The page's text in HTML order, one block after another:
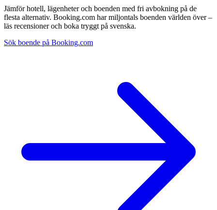
Jämför hotell, lägenheter och boenden med fri avbokning på de
flesta alternativ. Booking.com har miljontals boenden världen över –
läs recensioner och boka tryggt på svenska.
Sök boende på Booking.com